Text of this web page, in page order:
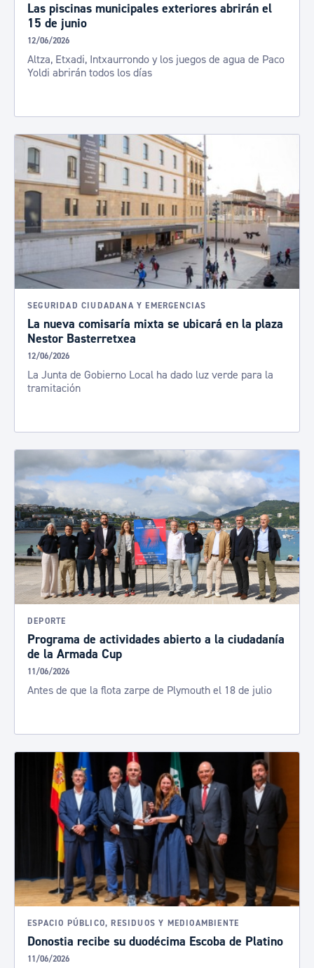
Las piscinas municipales exteriores abrirán el
15 de junio
12/06/2026
Altza, Etxadi, Intxaurrondo y los juegos de agua de Paco
Yoldi abrirán todos los días
SEGURIDAD CIUDADANA Y EMERGENCIAS
La nueva comisaría mixta se ubicará en la plaza
Nestor Basterretxea
12/06/2026
La Junta de Gobierno Local ha dado luz verde para la
tramitación
DEPORTE
Programa de actividades abierto a la ciudadanía
de la Armada Cup
11/06/2026
Antes de que la flota zarpe de Plymouth el 18 de julio
ESPACIO PÚBLICO, RESIDUOS Y MEDIOAMBIENTE
Donostia recibe su duodécima Escoba de Platino
11/06/2026